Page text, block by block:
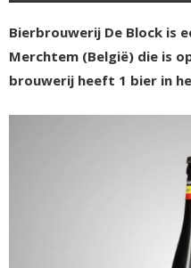
Bierbrouwerij De Block is
Merchtem (België) die is
brouwerij heeft 1 bier in